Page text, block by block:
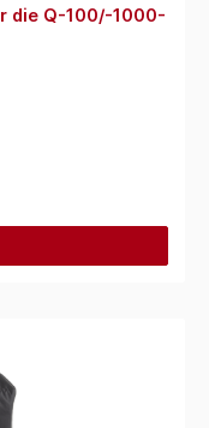
die Q-100/-1000-